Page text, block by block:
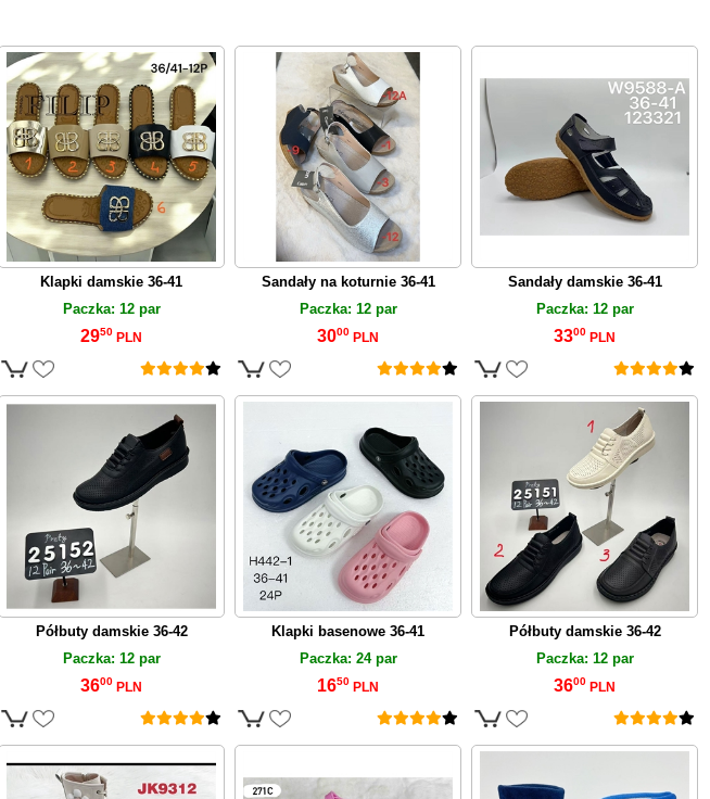
Klapki damskie 36-41
Paczka: 12 par
2950 PLN
Sandały na koturnie 36-41
Paczka: 12 par
3000 PLN
Sandały damskie 36-41
Paczka: 12 par
3300 PLN
Półbuty damskie 36-42
Paczka: 12 par
3600 PLN
Klapki basenowe 36-41
Paczka: 24 par
1650 PLN
Półbuty damskie 36-42
Paczka: 12 par
3600 PLN